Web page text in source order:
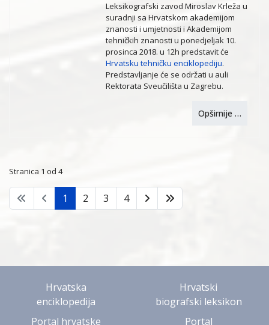
Leksikografski zavod Miroslav Krleža u
suradnji sa Hrvatskom akademijom
znanosti i umjetnosti i Akademijom
tehničkih znanosti u ponedjeljak 10.
prosinca 2018. u 12h predstavit će
Hrvatsku tehničku enciklopediju.
Predstavljanje će se održati u auli
Rektorata Sveučilišta u Zagrebu.
Opširnije …
Stranica 1 od 4
1 2 3 4
Hrvatska
enciklopedija
Hrvatski
biografski leksikon
Portal hrvatske
Portal